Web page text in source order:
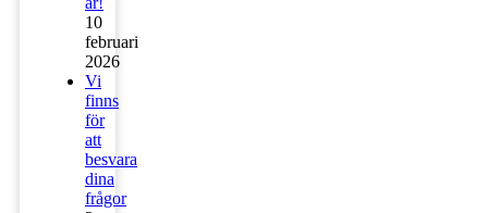
10
februari
2026
Vi
finns
för
att
besvara
dina
frågor